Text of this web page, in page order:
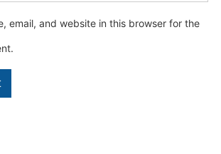
email, and website in this browser for the